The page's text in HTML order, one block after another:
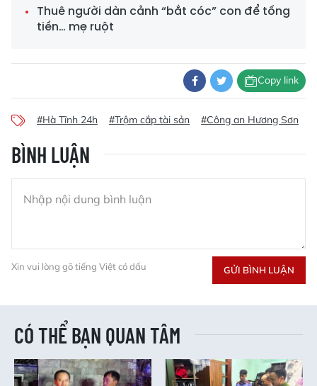
Thuê người dàn cảnh “bắt cóc” con để tống
tiền… mẹ ruột
Copy link
#Hà Tĩnh 24h #Trộm cắp tài sản #Công an Hương Sơn
BÌNH LUẬN
Xin vui lòng gõ tiếng Việt có dấu GỬI BÌNH LUẬN
CÓ THỂ BẠN QUAN TÂM